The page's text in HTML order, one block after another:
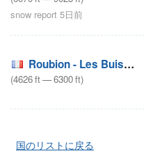
snow report 5日前
Roubion - Les Buisses
(4626ft—6300ft)
国のリストに戻る